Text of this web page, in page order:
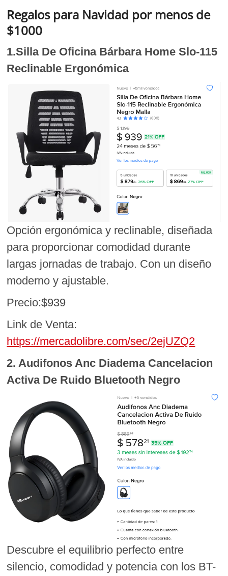
Regalos para Navidad por menos de
$1000
1.Silla De Oficina Bárbara Home Slo-115
Reclinable Ergonómica
Opción ergonómica y reclinable, diseñada
para proporcionar comodidad durante
largas jornadas de trabajo. Con un diseño
moderno y ajustable.
Precio:$939
Link de Venta:
https://mercadolibre.com/sec/2ejUZQ2
2. Audifonos Anc Diadema Cancelacion
Activa De Ruido Bluetooth Negro
Descubre el equilibrio perfecto entre
silencio, comodidad y potencia con los BT-